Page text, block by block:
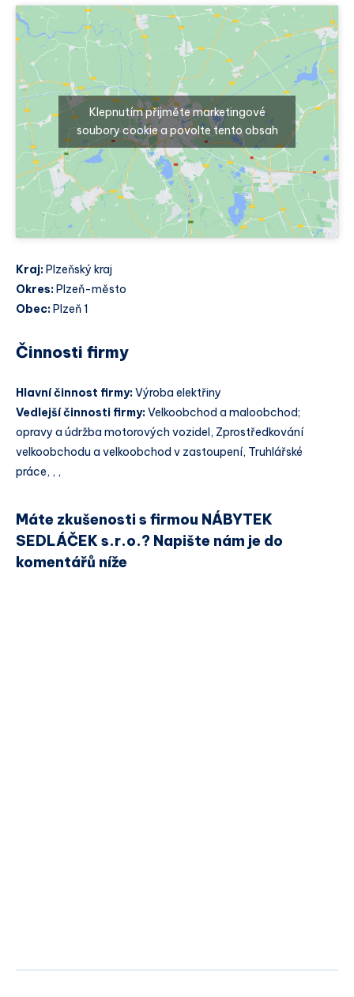
Klepnutím přijměte marketingové
soubory cookie a povolte tento obsah
Kraj: Plzeňský kraj
Okres: Plzeň-město
Obec: Plzeň 1
Činnosti firmy
Hlavní činnost firmy:Výroba elektřiny
Vedlejší činnosti firmy:Velkoobchod a maloobchod;
opravy a údržba motorových vozidel, Zprostředkování
velkoobchodu a velkoobchod v zastoupení, Truhlářské
práce, , ,
Máte zkušenosti s firmou NÁBYTEK
SEDLÁČEK s.r.o.? Napište nám je do
komentářů níže